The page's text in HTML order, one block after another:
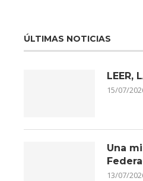
ÚLTIMAS NOTICIAS
LEER,
15/07/
Una
13/07/